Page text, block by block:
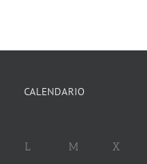
CALENDARIO
L M X